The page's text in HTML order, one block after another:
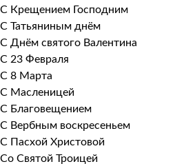
С Крещением Господним
С Татьяниным днём
С Днём святого Валентина
С 23 Февраля
С 8 Марта
С Масленицей
С Благовещением
С Вербным воскресеньем
С Пасхой Христовой
Со Святой Троицей